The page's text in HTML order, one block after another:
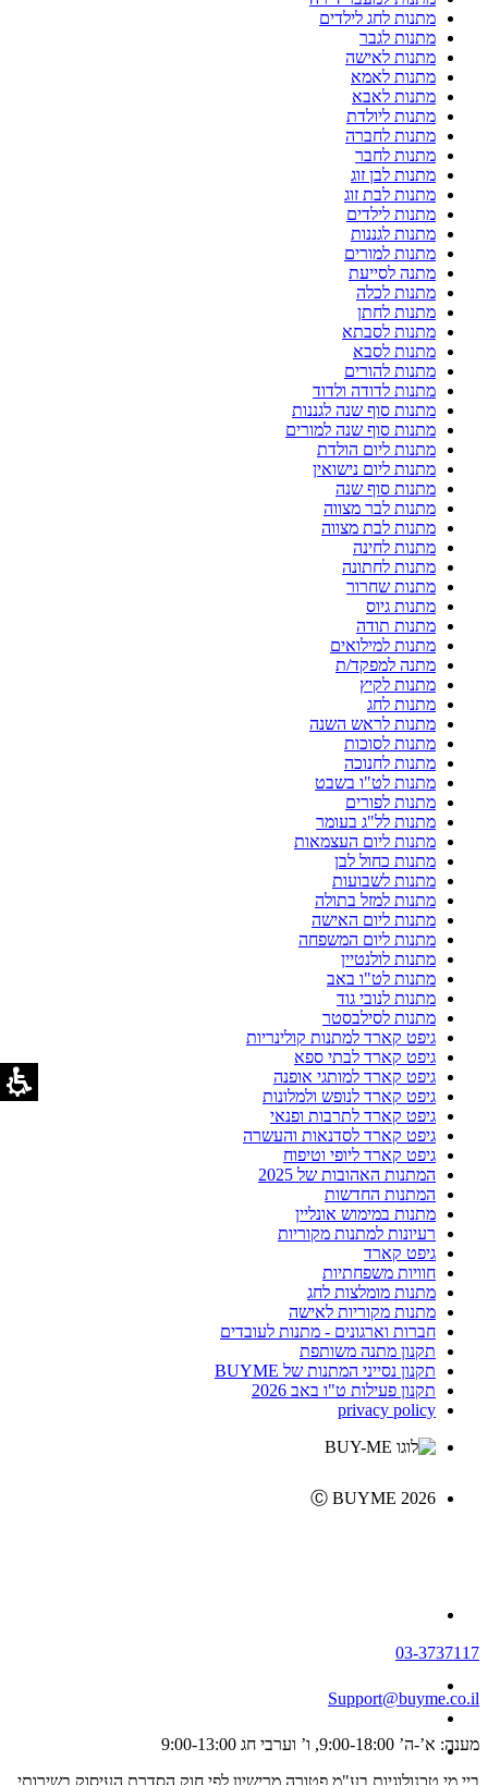
מתנות לחג לילדים
מתנות לגבר
מתנות לאישה
מתנות לאמא
מתנות לאבא
מתנות ליולדת
מתנות לחברה
מתנות לחבר
מתנות לבן זוג
מתנות לבת זוג
מתנות לילדים
מתנות לגננות
מתנות למורים
מתנה לסייעת
מתנות לכלה
מתנות לחתן
מתנות לסבתא
מתנות לסבא
מתנות להורים
מתנות לדודה ולדוד
מתנות סוף שנה לגננות
מתנות סוף שנה למורים
מתנות ליום הולדת
מתנות ליום נישואין
מתנות סוף שנה
מתנות לבר מצווה
מתנות לבת מצווה
מתנות לחינה
מתנות לחתונה
מתנות שחרור
מתנות גיוס
מתנות תודה
מתנות למילואים
מתנה למפקד/ת
מתנות לקיץ
מתנות לחג
מתנות לראש השנה
מתנות לסוכות
מתנות לחנוכה
מתנות לט"ו בשבט
מתנות לפורים
מתנות לל"ג בעומר
מתנות ליום העצמאות
מתנות כחול לבן
מתנות לשבועות
מתנות למזל בתולה
מתנות ליום האישה
מתנות ליום המשפחה
מתנות לולנטיין
מתנות לט"ו באב
מתנות לנובי גוד
מתנות לסילבסטר
גיפט קארד למתנות קולינריות
גיפט קארד לבתי ספא
גיפט קארד למותגי אופנה
גיפט קארד לנופש ולמלונות
גיפט קארד לתרבות ופנאי
גיפט קארד לסדנאות והעשרה
גיפט קארד ליופי וטיפוח
המתנות האהובות של 2025
המתנות החדשות
מתנות במימוש אונליין
רעיונות למתנות מקוריות
גיפט קארד
חוויות משפחתיות
מתנות מומלצות לחג
מתנות מקוריות לאישה
חברות וארגונים - מתנות לעובדים
תקנון מתנה משותפת
תקנון נסייני המתנות של BUYME
תקנון פעילות ט"ו באב 2026
privacy policy
Ⓒ BUYME 2026
03-3737117
Support@buyme.co.il
מענה: א’-ה’ 9:00-18:00, ו’ וערבי חג 9:00-13:00